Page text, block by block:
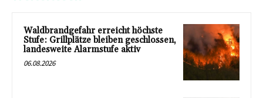
Waldbrandgefahr erreicht höchste
Stufe: Grillplätze bleiben geschlossen,
landesweite Alarmstufe aktiv
06.08.2026